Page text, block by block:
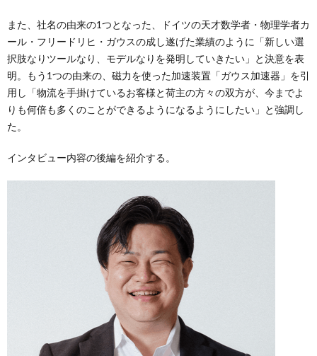
また、社名の由来の1つとなった、ドイツの天才数学者・物理学者カ
ール・フリードリヒ・ガウスの成し遂げた業績のように「新しい選
択肢なりツールなり、モデルなりを発明していきたい」と決意を表
明。もう1つの由来の、磁力を使った加速装置「ガウス加速器」を引
用し「物流を手掛けているお客様と荷主の方々の双方が、今までよ
りも何倍も多くのことができるようになるようにしたい」と強調し
た。
インタビュー内容の後編を紹介する。